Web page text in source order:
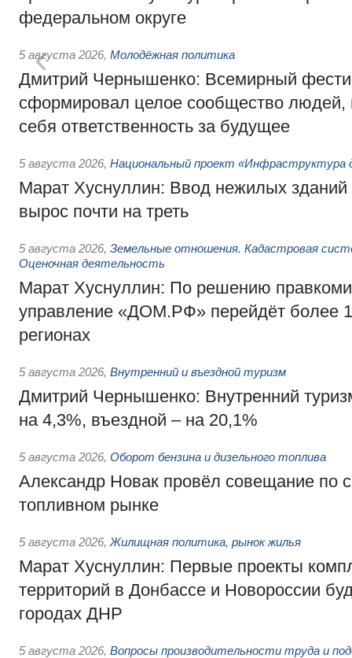
федеральном округе
5 августа 2026, Молодёжная политика
Дмитрий Чернышенко: Всемирный
сформировал целое сообщество людей,
себя ответственность за будущее
5 августа 2026, Национальный проект «Инфраструктура
Марат Хуснуллин: Ввод нежилых зданий
вырос почти на треть
5 августа 2026, Земельные отношения. Кадастровая
Оценочная деятельность
Марат Хуснуллин: По решению
управление «ДОМ.РФ» перейдёт более
регионах
5 августа 2026, Внутренний и въездной туризм
Дмитрий Чернышенко: Внутренний
на 4,3%, въездной – на 20,1%
5 августа 2026, Оборот бензина и дизельного топлива
Александр Новак провёл совещание по
топливном рынке
5 августа 2026, Жилищная политика, рынок жилья
Марат Хуснуллин: Первые проекты
территорий в Донбассе и Новороссии
городах ДНР
5 августа 2026, Вопросы производительности труда и